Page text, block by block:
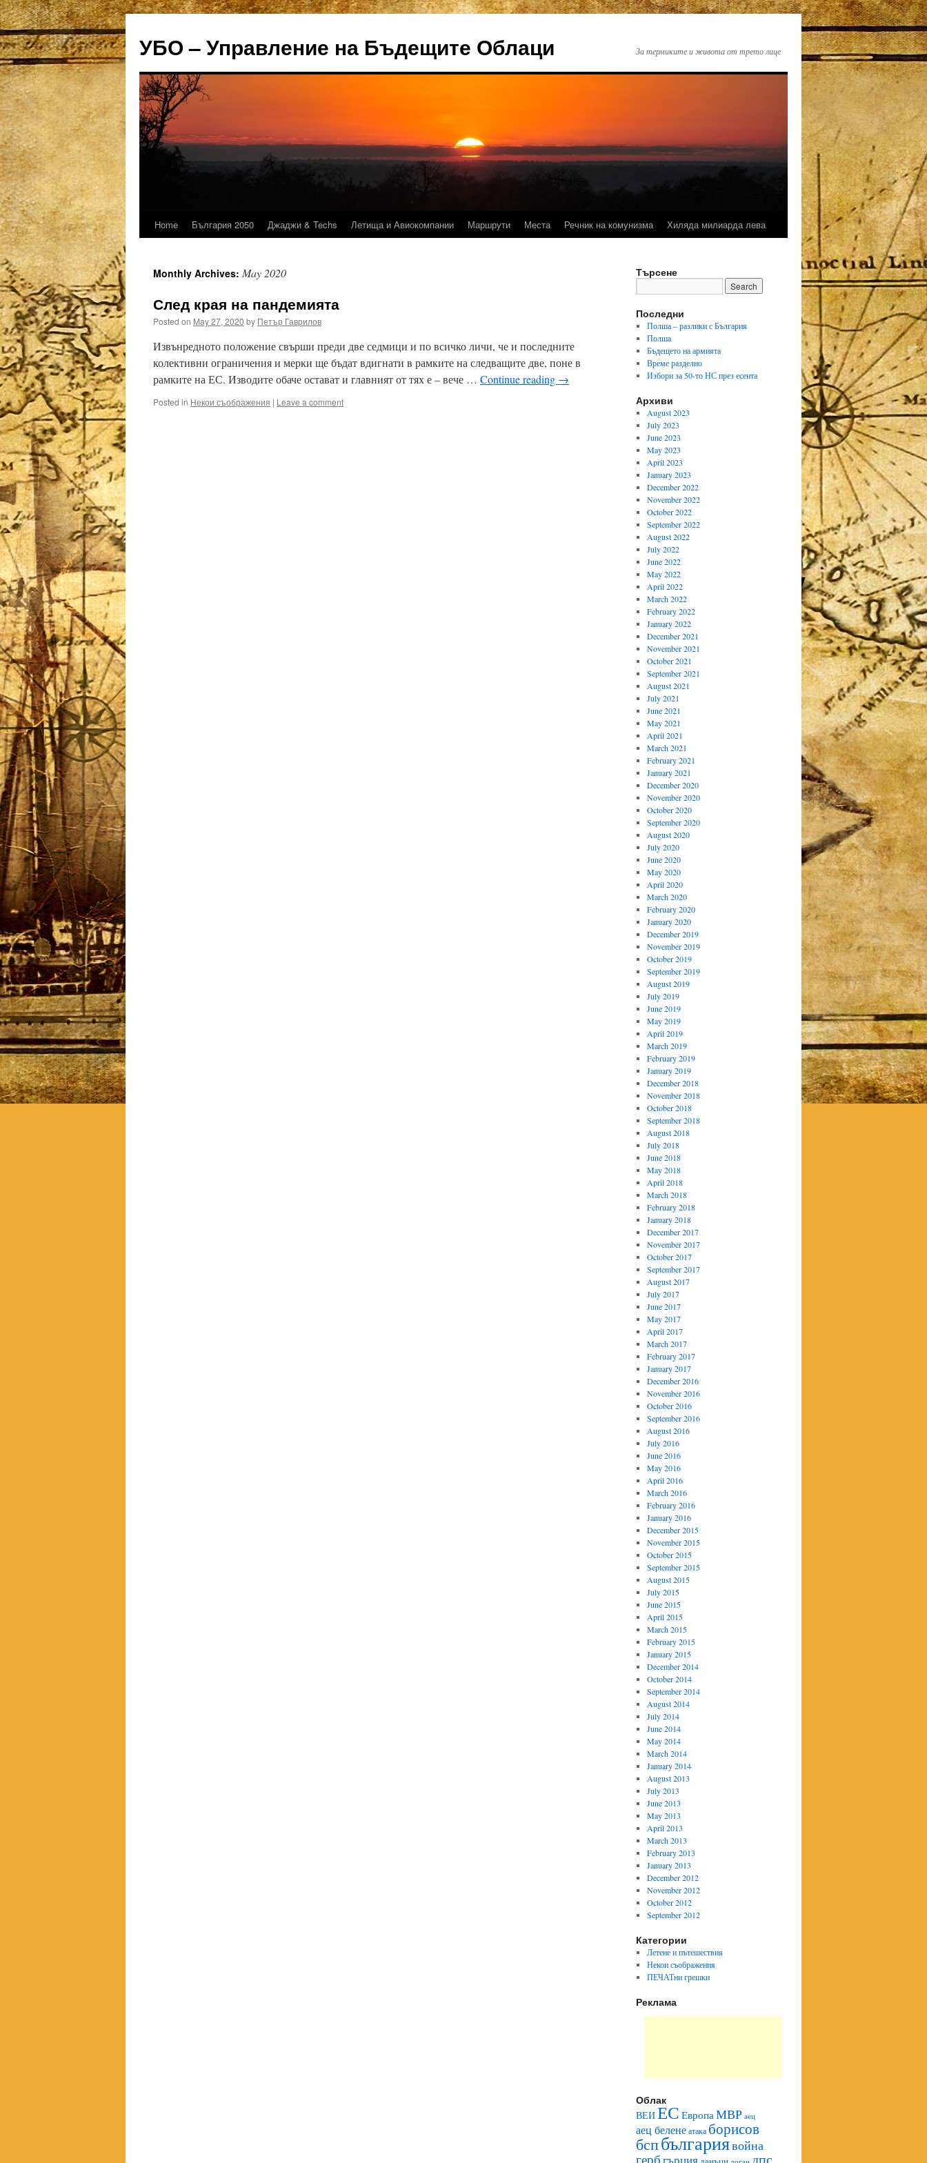
УБО – Управление на Бъдещите Облаци За термиките и живота от трето лице
Skip
content
Home България 2050 Джаджи & Techs Летища и Авиокомпании Маршрути Места Речник на комунизма Хиляда милиарда лева
Monthly Archives: May 2020
След края на пандемията
Posted on May 27, 2020 by Петър Гаврилов
Извънредното положение свърши преди две седмици и по всичко личи, че и последните
колективни ограничения и мерки ще бъдат вдигнати в рамките на следващите две, поне в
рамките на ЕС. Изводите обаче остават и главният от тях е – вече … Continue reading →
Posted in Некои съображения | Leave a comment
Търсене
Последни
Полша – разлики с България
Полша
Бъдещето на армията
Време разделно
Избори за 50-то НС през есента
Архиви
August 2023
July 2023
June 2023
May 2023
April 2023
January 2023
December 2022
November 2022
October 2022
September 2022
August 2022
July 2022
June 2022
May 2022
April 2022
March 2022
February 2022
January 2022
December 2021
November 2021
October 2021
September 2021
August 2021
July 2021
June 2021
May 2021
April 2021
March 2021
February 2021
January 2021
December 2020
November 2020
October 2020
September 2020
August 2020
July 2020
June 2020
May 2020
April 2020
March 2020
February 2020
January 2020
December 2019
November 2019
October 2019
September 2019
August 2019
July 2019
June 2019
May 2019
April 2019
March 2019
February 2019
January 2019
December 2018
November 2018
October 2018
September 2018
August 2018
July 2018
June 2018
May 2018
April 2018
March 2018
February 2018
January 2018
December 2017
November 2017
October 2017
September 2017
August 2017
July 2017
June 2017
May 2017
April 2017
March 2017
February 2017
January 2017
December 2016
November 2016
October 2016
September 2016
August 2016
July 2016
June 2016
May 2016
April 2016
March 2016
February 2016
January 2016
December 2015
November 2015
October 2015
September 2015
August 2015
July 2015
June 2015
April 2015
March 2015
February 2015
January 2015
December 2014
October 2014
September 2014
August 2014
July 2014
June 2014
May 2014
March 2014
January 2014
August 2013
July 2013
June 2013
May 2013
April 2013
March 2013
February 2013
January 2013
December 2012
November 2012
October 2012
September 2012
Категории
Летене и пътешествия
Некои съображения
ПЕЧАТни грешки
Реклама
Облак
ВЕИЕС ЕвропаМВР аец
аец беленеатака борисов
бспбългариявойна
герб дпс